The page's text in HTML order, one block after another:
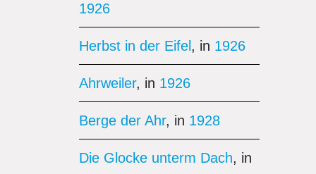
1926
Herbst in der Eifel , in 1926
Ahrweiler, in 1926
Berge der Ahr, in 1928
Die Glocke unterm Dach, in